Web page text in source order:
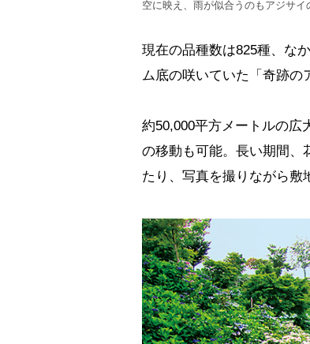
空に映え、雨が似合うのもアジサイ
現在の品種数は825種、な
ム底の咲いていた「奇跡の
約50,000平方メートルの広
の移動も可能。長い期間、
たり、写真を撮りながら敷